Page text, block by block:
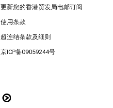
更新您的香港贸发局电邮订阅
使用条款
超连结条款及细则
京ICP备09059244号